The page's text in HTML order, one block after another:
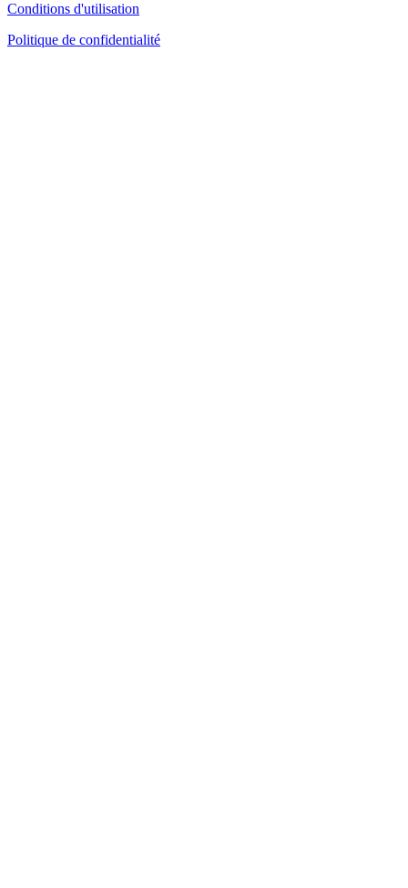
Conditions d'utilisation
Politique de confidentialité